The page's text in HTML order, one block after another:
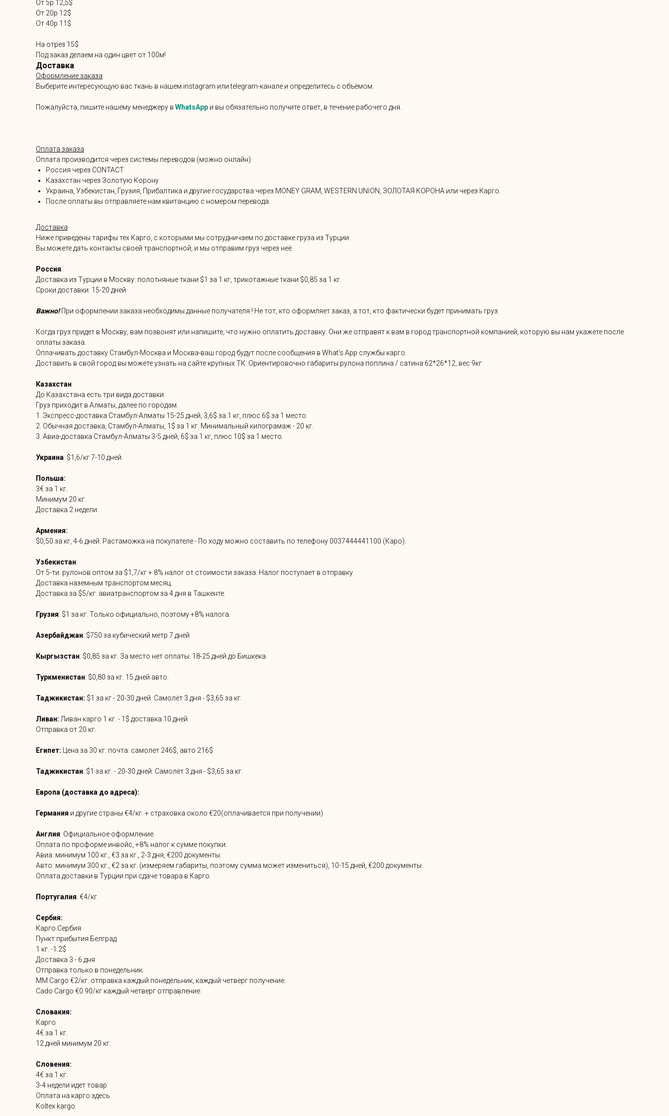
От 5р 12,5$
От 20р 12$
От 40р 11$
На отрез 15$
Под заказ делаем на один цвет от 100м!
Доставка
Оформление заказа
Выберите интересующую вас ткань в нашем instagram или telegram-канале и определитесь с объёмом.
Пожалуйста, пишите нашему менеджеру в WhatsApp и вы обязательно получите ответ, в течение рабочего дня.
Оплата заказа
Оплата производится через системы переводов (можно онлайн):
Россия через CONTACT
Казахстан через Золотую Корону
Украина, Узбекистан, Грузия, Прибалтика и другие государства через MONEY GRAM, WESTERN UNİON, ЗОЛОТАЯ КОРОНА или через Карго.
После оплаты вы отправляете нам квитанцию с номером перевода.
Доставка
Ниже приведены тарифы тех Карго, с которыми мы сотрудничаем по доставке груза из Турции.
Вы можете дать контакты своей транспортной, и мы отправим груз через неё.
Россия:
Доставка из Турции в Москву: полотняные ткани $1 за 1 кг, трикотажные ткани $0,85 за 1 кг.
Сроки доставки: 15-20 дней
Важно!При оформлении заказа необходимы данные получателя ! Не тот, кто оформляет заказ, а тот, кто фактически будет принимать груз.
Когда груз придет в Москву, вам позвонят или напишите, что нужно оплатить доставку. Они же отправят к вам в город транспортной компанией, которую вы нам укажете после
оплаты заказа.
Оплачивать доставку Стамбул-Москва и Москва-ваш город будут после сообщения в What's App службы карго.
Доставить в свой город вы можете узнать на сайте крупных ТК. Ориентировочно габариты рулона поплина / сатина 62*26*12, вес 9кг
Казахстан:
До Казахстана есть три вида доставки:
Груз приходит в Алматы, далее по городам.
1. Экспресс-доставка Стамбул-Алматы 15-25 дней, 3,6$ за 1 кг, плюс 6$ за 1 место.
2. Обычная доставка, Стамбул-Алматы, 1$ за 1 кг. Минимальный килограмаж - 20 кг.
3. Авиа-доставка Стамбул-Алматы 3-5 дней, 6$ за 1 кг, плюс 10$ за 1 место.
Украина: $1,6/кг 7-10 дней.
Польша:
3€ за 1 кг.
Минимум 20 кг.
Доставка 2 недели
Армения:
$0,50 за кг, 4-6 дней. Растаможка на покупателе - По ходу можно составить по телефону 0037444441100 (Каро).
Узбекистан:
От 5-ти. рулонов оптом за $1,7/кг + 8% налог от стоимости заказа. Налог поступает в отправку.
Доставка наземным транспортом месяц.
Доставка за $5/кг. авиатранспортом за 4 дня в Ташкенте.
Грузия: $1 за кг. Только официально, поэтому +8% налога.
Азербайджан: $750 за кубический метр 7 дней
Кыргызстан: $0,85 за кг. За место нет оплаты. 18-25 дней до Бишкека.
Туркменистан: $0,80 за кг. 15 дней авто.
Таджикистан: $1 за кг - 20-30 дней. Самолёт 3 дня - $3,65 за кг.
Ливан: Ливан карго 1 кг. - 1$ доставка 10 дней.
Отправка от 20 кг.
Египет: Цена за 30 кг. почта: самолет 246$, авто 216$
Таджикистан: $1 за кг. - 20-30 дней. Самолёт 3 дня - $3,65 за кг.
Европа (доставка до адреса):
Германия и другие страны €4/кг. + страховка около €20(оплачивается при получении)
Англия . Официальное оформление.
Оплата по проформе инвойс, +8% налог к сумме покупки.
Авиа: минимум 100 кг., €3 за кг., 2-3 дня, €200 документы.
Авто: минимум 300 кг., €2 за кг. (измеряем габариты, поэтому сумма может измениться), 10-15 дней, €200 документы.
Оплата доставки в Турции при сдаче товара в Карго.
Португалия . €4/кг.
Сербия:
Карго Сербия
Пункт прибытия Белград
1 кг. -1.2$
Доставка 3 - 6 дня
Отправка только в понедельник.
MM Cargo €2/кг. отправка каждый понедельник, каждый четверг получение.
Cado Cargo €0.90/кг каждый четверг отправление.
Словакия:
Карго
4€ за 1 кг.
12 дней минимум 20 кг.
Словения:
4€ за 1 кг.
3-4 недели идет товар
Оплата на карго здесь
Koltex kargo